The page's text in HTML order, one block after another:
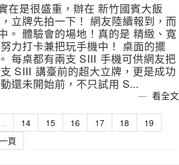
在是很盛重，辦在 新竹國賓大飯
立牌先拍一下！ 網友陸續報到，而
。 體驗會的場地！真的是 精緻、寬
力打卡兼把玩手機中！ 桌面的擺
每桌都有兩支 SⅢ 手機可供網友把
SⅢ 講臺前的超大立牌，更是成功
還未開始前，不只試用 S...
看全文
14 15 16 17 18
19
頁